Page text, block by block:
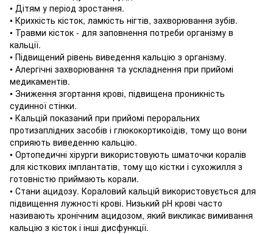
• Дітям у період зростання.
• Крихкість кісток, ламкість нігтів, захворювання зубів.
• Травми кісток - для заповнення потреби організму в
кальції.
• Підвищений рівень виведення кальцію з організму.
• Алергічні захворювання та ускладнення при прийомі
медикаментів.
• Зниження згортання крові, підвищена проникність
судинної стінки.
• Кальцій показаний при прийомі пероральних
протизаплідних засобів і глюкокортикоїдів, тому що вони
сприяють виведенню кальцію.
• Ортопедичні хірурги використовують шматочки коралів
для кісткових імплантатів, тому що кістки і сухожилля з
готовністю приймають корали.
• Стани ацидозу. Кораловий кальцій використовується для
підвищення лужності крові. Низький рН крові часто
називають хронічним ацидозом, який викликає вимивання
кальцію з кісток і інші дисфункції.